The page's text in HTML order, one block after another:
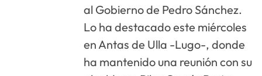
al Gobierno de Pedro Sánchez.
Lo ha destacado este miércoles
en Antas de Ulla -Lugo-, donde
ha mantenido una reunión con su